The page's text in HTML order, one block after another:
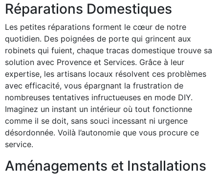
Réparations Domestiques
Les petites réparations forment le cœur de notre
quotidien. Des poignées de porte qui grincent aux
robinets qui fuient, chaque tracas domestique trouve sa
solution avec Provence et Services. Grâce à leur
expertise, les artisans locaux résolvent ces problèmes
avec efficacité, vous épargnant la frustration de
nombreuses tentatives infructueuses en mode DIY.
Imaginez un instant un intérieur où tout fonctionne
comme il se doit, sans souci incessant ni urgence
désordonnée. Voilà l’autonomie que vous procure ce
service.
Aménagements et Installations